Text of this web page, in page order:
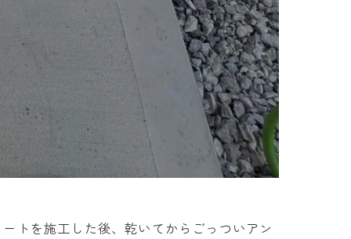
トを施工した後、乾いてからごっついアン